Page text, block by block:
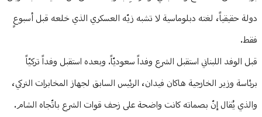
دولة حقيقياً، لغته دبلوماسية لا تشبه زيّه العسكري الذي خلعه قبل أسبوعٍ
فقط.
قبل الوفد اللبناني استقبل الشرع وفداً سعوديّاً. وبعده استقبل وفداً تركيّاً
برئاسة وزير الخارجية هاكان فيدان، الرئيس السابق لجهاز المخابرات التركي،
والذي يُقال إنّ بصماته كانت واضحة على زحف قوات الشرع باتّجاه الشام.